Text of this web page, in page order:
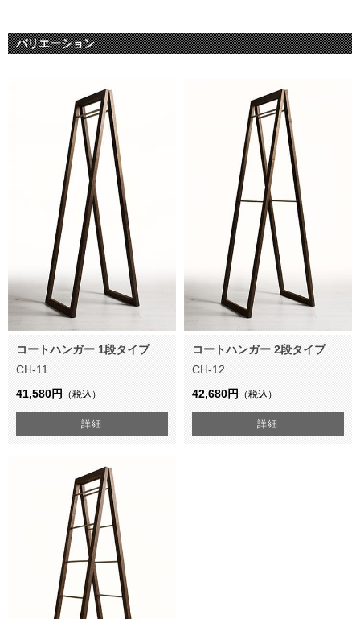
バリエーション
コートハンガー 1段タイプ
CH-11
41,580円 （税込）
詳細
コートハンガー 2段タイプ
CH-12
42,680円 （税込）
詳細